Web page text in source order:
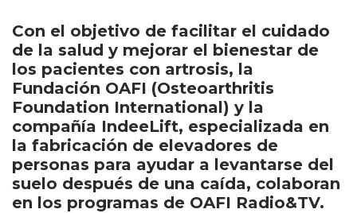
Con el objetivo de facilitar el cuidado
de la salud y mejorar el bienestar de
los pacientes con artrosis, la
Fundación OAFI (Osteoarthritis
Foundation International) y la
compañía IndeeLift, especializada en
la fabricación de elevadores de
personas para ayudar a levantarse del
suelo después de una caída, colaboran
en los programas de OAFI Radio&TV.